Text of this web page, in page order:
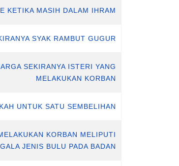
KETIKA MASIH DALAM IHRAM
SYAK RAMBUT GUGUR
SEKIRANYA ISTERI YANG
MELAKUKAN KORBAN
UNTUK SATU SEMBELIHAN
KORBAN MELIPUTI
JENIS BULU PADA BADAN